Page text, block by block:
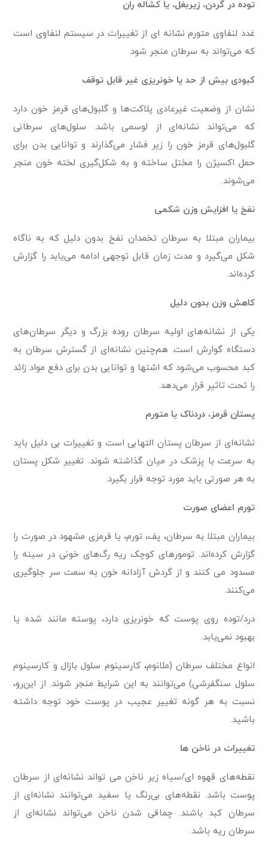
توده در گردن، زیربغل، یا کشاله ران
غدد لنفاوی متورم نشانه ای از تغییرات در سیستم لنفاوی است
که می‌تواند به سرطان منجر شود.
کبودی بیش از حد یا خونریزی غیر قابل توقف
نشان از وضعیت غیر‌عادی پلاکت‌ها و گلبول‌های قرمز خون دارد
که می‌تواند نشانه‌ای از لوسمی باشد. سلول‌های سرطانی
گلبول‌های قرمز خون را زیر فشار می‌گذارند و توانایی بدن برای
حمل اکسیژن را مختل ساخته و به شکل‌گیری لخته خون منجر
می‌شوند.
نفخ یا افزایش وزن شکمی
بیماران مبتلا به سرطان تخمدان نفخ بدون دلیل که به ناگاه
شکل می‌گیرد و مدت زمان قابل توجهی ادامه می‌یابد را گزارش
کرده‌اند.
کاهش وزن بدون دلیل
یکی از نشانه‌های اولیه سرطان روده بزرگ و دیگر سرطان‌های
دستگاه گوارش است. هم‌چنین نشانه‌ای از گسترش سرطان به
کبد محسوب می‌شود که اشتها و توانایی بدن برای دفع مواد زائد
را تحت تاثیر قرار می‌دهد.
پستان قرمز، دردناک یا متورم
نشانه‌ای از سرطان پستان التهابی است و تغییرات بی دلیل باید
به سرعت با پزشک در میان گذاشته شوند. تغییر شکل پستان
به هر صورتی باید مورد توجه قرار بگیرد.
تورم اعضای صورت
بیماران مبتلا به سرطان، پف، تورم، یا قرمزی مشهود در صورت را
گزارش کرده‌اند. تومورهای کوچک ریه رگ‌های خونی در سینه را
مسدود می کنند و از گردش آزادانه خون به سمت سر جلوگیری
می‌کنند.
درد/توده روی پوست که خونریزی دارد، پوسته مانند شده یا
بهبود نمی‌یابد.
انواع مختلف سرطان (ملانوم، کارسینوم سلول بازال و کارسینوم
سلول سنگفرشی) می‌توانند به این شرایط منجر شوند. از این‌رو،
نسبت به هر گونه تغییر عجیب در پوست خود توجه داشته
باشید.
تغییرات در ناخن ها
نقطه‌های قهوه ای/سیاه زیر ناخن می تواند نشانه‌ای از سرطان
پوست باشد. نقطه‌های بی‌رنگ یا سفید می‌توانند نشانه‌ای از
سرطان کبد باشند. چماقی شدن ناخن می‌تواند نشانه‌ای از
سرطان ریه باشد.